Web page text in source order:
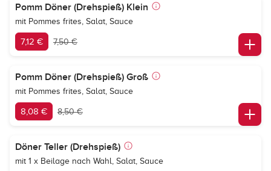
Pomm Döner (Drehspieß) Klein
mit Pommes frites, Salat, Sauce
7,12 € 7,50 €
Pomm Döner (Drehspieß) Groß
mit Pommes frites, Salat, Sauce
8,08 € 8,50 €
Döner Teller (Drehspieß)
mit 1 x Beilage nach Wahl, Salat, Sauce